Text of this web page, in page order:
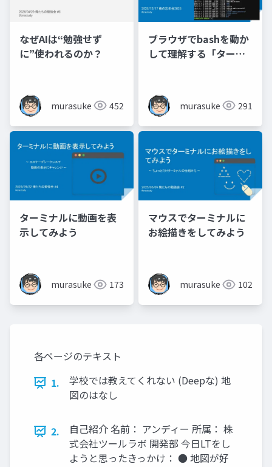
なぜAIは“勉強せず
に”使われるのか？
murasuke 452
ブラウザでbashを動か
して理解する「ターミ
murasuke 291
ターミナルに動画を表
示してみよう
murasuke 173
マウスでターミナルに
お絵描きをしてみよう
murasuke 102
各ページのテキスト
1.
学校では教えてくれない (Deepな) 地
図のはなし
2.
自己紹介 名前： アンディー 所属： 株
式会社ツールラボ 開発部 今日LTをし
ようと思ったきっかけ： ● 地図が好